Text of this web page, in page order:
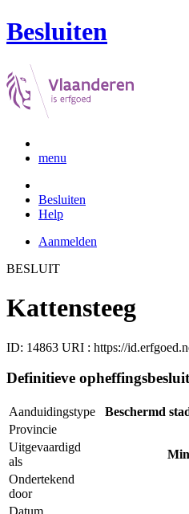
Besluiten
menu
Besluiten
Help
Aanmelden
BESLUIT
Kattensteeg
ID: 14863 URI : https://
Definitieve
Aanduidingstype
Beschermd
Provincie
Uitgevaardigd
als
Ondertekend
door